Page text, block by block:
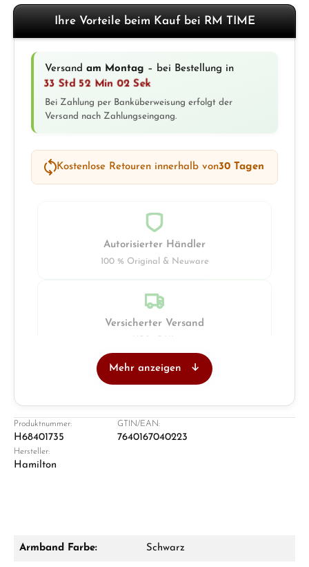
Ihre Vorteile beim Kauf bei RM TIME
Versand am Montag – bei Bestellung in
33 Std 52 Min 00 Sek
Bei Zahlung per Banküberweisung erfolgt der
Versand nach Zahlungseingang.
Kostenlose Retouren innerhalb von30 Tagen
Autorisierter Händler
100 % Original & Neuware
Versicherter Versand
Ladengeschäft in Solingen
Mehr anzeigen
Produktnummer:
H68401735
GTIN/EAN:
7640167040223
Hersteller:
Hamilton
Armband Farbe: Schwarz